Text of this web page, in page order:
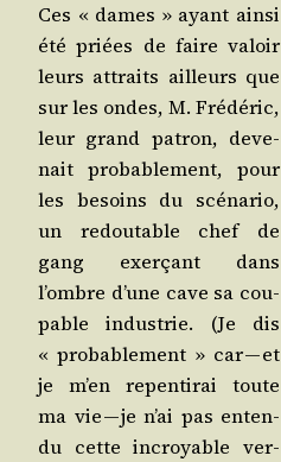
Ces « dames » ayant ain­si
été priées de faire valoir
leurs attraits ailleurs que
sur les ondes, M. Fré­dé­ric,
leur grand patron, deve­
nait pro­ba­ble­ment, pour
les besoins du scé­na­rio,
un redou­table chef de
gang exer­çant dans
l’ombre d’une cave sa cou­
pable indus­trie. (Je dis
« pro­ba­ble­ment » car — et
je m’en repen­ti­rai toute
ma vie — je n’ai pas enten­
du cette incroyable ver­